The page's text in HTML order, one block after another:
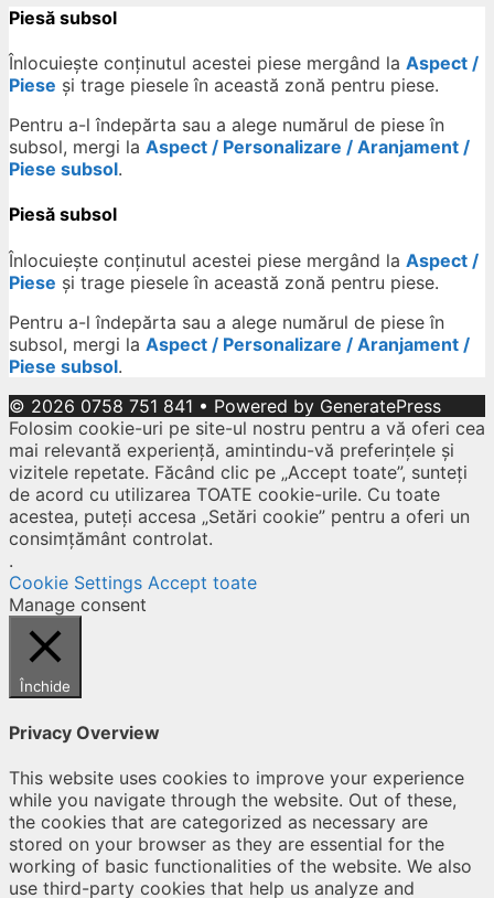
Piesă subsol
Înlocuiește conținutul acestei piese mergând la Aspect /
Piese și trage piesele în această zonă pentru piese.
Pentru a-l îndepărta sau a alege numărul de piese în
subsol, mergi la Aspect / Personalizare / Aranjament /
Piese subsol.
Piesă subsol
Înlocuiește conținutul acestei piese mergând la Aspect /
Piese și trage piesele în această zonă pentru piese.
Pentru a-l îndepărta sau a alege numărul de piese în
subsol, mergi la Aspect / Personalizare / Aranjament /
Piese subsol.
© 2026 0758 751 841 • Powered by GeneratePress
Folosim cookie-uri pe site-ul nostru pentru a vă oferi cea
mai relevantă experiență, amintindu-vă preferințele și
vizitele repetate. Făcând clic pe „Accept toate”, sunteți
de acord cu utilizarea TOATE cookie-urile. Cu toate
acestea, puteți accesa „Setări cookie” pentru a oferi un
consimțământ controlat.
.
Cookie Settings Accept toate
Manage consent
Închide
Privacy Overview
This website uses cookies to improve your experience
while you navigate through the website. Out of these,
the cookies that are categorized as necessary are
stored on your browser as they are essential for the
working of basic functionalities of the website. We also
use third-party cookies that help us analyze and